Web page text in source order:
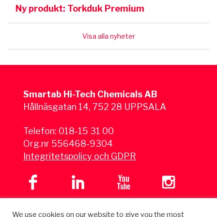
Ny produkt: Torkduk Premium
Visa alla nyheter
Smartab Hi-Tech Chemicals AB
Hållnäsgatan 14, 752 28 UPPSALA
Telefon: 018-15 31 00
Org.nr 556468-9304
Integritetspolicy och GDPR
We use cookies on our website to give you the most